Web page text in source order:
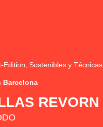
Edition, Sostenibles y Técnicas
Barcelona
REVORN